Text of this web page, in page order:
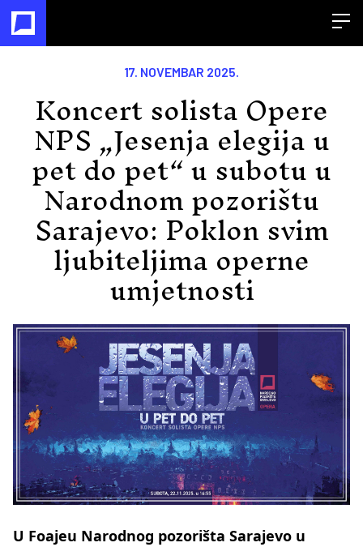
17. NOVEMBAR 2025.
Koncert solista Opere
NPS „Jesenja elegija u
pet do pet“ u subotu u
Narodnom pozorištu
Sarajevo: Poklon svim
ljubiteljima operne
umjetnosti
U Foajeu Narodnog pozorišta Sarajevo u